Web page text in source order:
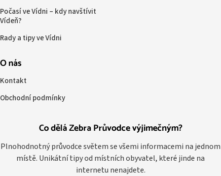
Co dělá Zebra Průvodce výjimečným?
Plnohodnotný průvodce světem se všemi informacemi na jednom
místě. Unikátní tipy od místních obyvatel, které jinde na
internetu nenajdete.
Počasí ve Vídni – kdy navštívit
Vídeň?
Rady a tipy ve Vídni
O nás
Kontakt
Obchodní podmínky